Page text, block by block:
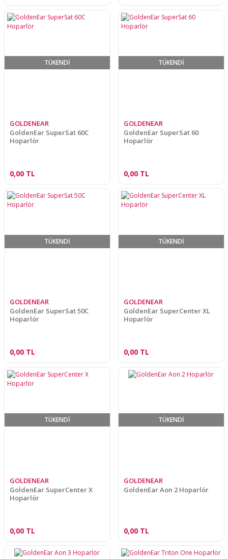
TÜKENDİ
GOLDENEAR
GoldenEar SuperSat 60C
Hoparlör
0,00 TL
TÜKENDİ
GOLDENEAR
GoldenEar SuperSat 60
Hoparlör
0,00 TL
TÜKENDİ
GOLDENEAR
GoldenEar SuperSat 50C
Hoparlör
0,00 TL
TÜKENDİ
GOLDENEAR
GoldenEar SuperCenter XL
Hoparlör
0,00 TL
TÜKENDİ
GOLDENEAR
GoldenEar SuperCenter X
Hoparlör
0,00 TL
TÜKENDİ
GOLDENEAR
GoldenEar Aon 2 Hoparlör
0,00 TL